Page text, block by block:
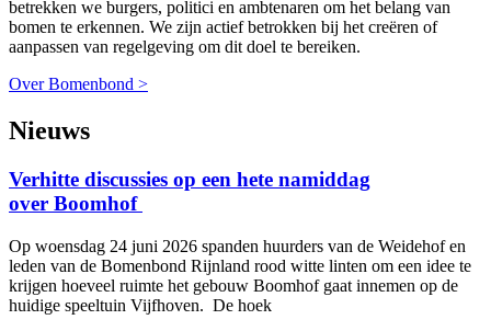
betrekken we burgers, politici en ambtenaren om het belang van
bomen te erkennen. We zijn actief betrokken bij het creëren of
aanpassen van regelgeving om dit doel te bereiken.
Over Bomenbond >
Nieuws
Verhitte discussies op een hete namiddag
over Boomhof
Op woensdag 24 juni 2026 spanden huurders van de Weidehof en
leden van de Bomenbond Rijnland rood witte linten om een idee te
krijgen hoeveel ruimte het gebouw Boomhof gaat innemen op de
huidige speeltuin Vijfhoven. De hoek